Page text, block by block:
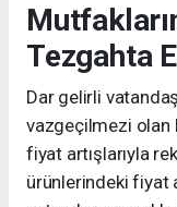
Tezgahta
Dar gelirli
vazgeçilmezi olan
fiyat artışlarıyla
ürünlerindeki fiyat